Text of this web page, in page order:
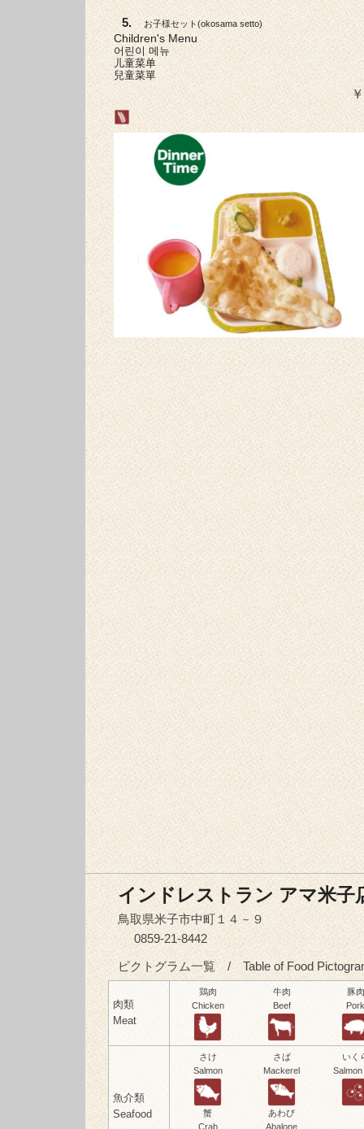
5. お子様セット(okosama setto)
Children's Menu
어린이 메뉴
儿童菜单
兒童菜單
インドレストラン アマ米子
鳥取県米子市中町１４－９
0859-21-8442
ピクトグラム一覧 / Table of Food
肉類
Meat
鶏肉
Chicken
牛肉
Beef
豚肉
魚介類
Seafood
さけ
Salmon
さば
Mackerel
いく
蟹
Crab
あわび
Abalone